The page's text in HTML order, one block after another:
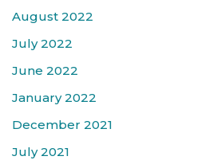
August 2022
July 2022
June 2022
January 2022
December 2021
July 2021